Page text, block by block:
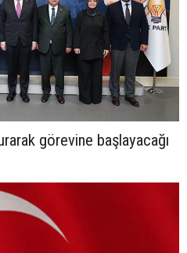
görevine başlayacağı